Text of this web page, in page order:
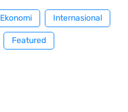
Ekonomi Internasional
Featured